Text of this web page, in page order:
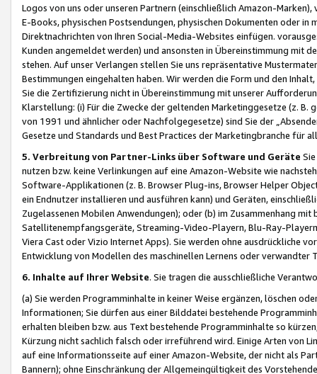
Logos von uns oder unseren Partnern (einschließlich Amazon-
E-Books, physischen Postsendungen, physischen Dokumenten oder in
Direktnachrichten von Ihren Social-Media-Websites einfügen.
Kunden angemeldet werden) und ansonsten in Übereinstimmung mit
stehen. Auf unser Verlangen stellen Sie uns repräsentative
Bestimmungen eingehalten haben. Wir werden die Form und den
Sie die Zertifizierung nicht in Übereinstimmung mit unserer
Klarstellung: (i) Für die Zwecke der geltenden Marketinggesetze (z. B.
von 1991 und ähnlicher oder Nachfolgegesetze) sind Sie der
Gesetze und Standards und Best Practices der Marketingbranche für
5. Verbreitung von Partner-Links über Software und Geräte
nutzen bzw. keine Verlinkungen auf eine Amazon-Website wie
Software-Applikationen (z. B. Browser Plug-ins, Browser Helper
ein Endnutzer installieren und ausführen kann) und Geräten,
Zugelassenen Mobilen Anwendungen); oder (b) im Zusammenhang
Satellitenempfangsgeräte, Streaming-Video-Playern, Blu-Ray-
Viera Cast oder Vizio Internet Apps). Sie werden ohne ausdrückliche
Entwicklung von Modellen des maschinellen Lernens oder
6. Inhalte auf Ihrer Website. Sie tragen die ausschließliche
(a) Sie werden Programminhalte in keiner Weise ergänzen, löschen
Informationen; Sie dürfen aus einer Bilddatei bestehende
erhalten bleiben bzw. aus Text bestehende Programminhalte so
Kürzung nicht sachlich falsch oder irreführend wird. Einige Arten von
auf eine Informationsseite auf einer Amazon-Website, der nicht als
Bannern); ohne Einschränkung der Allgemeingültigkeit des